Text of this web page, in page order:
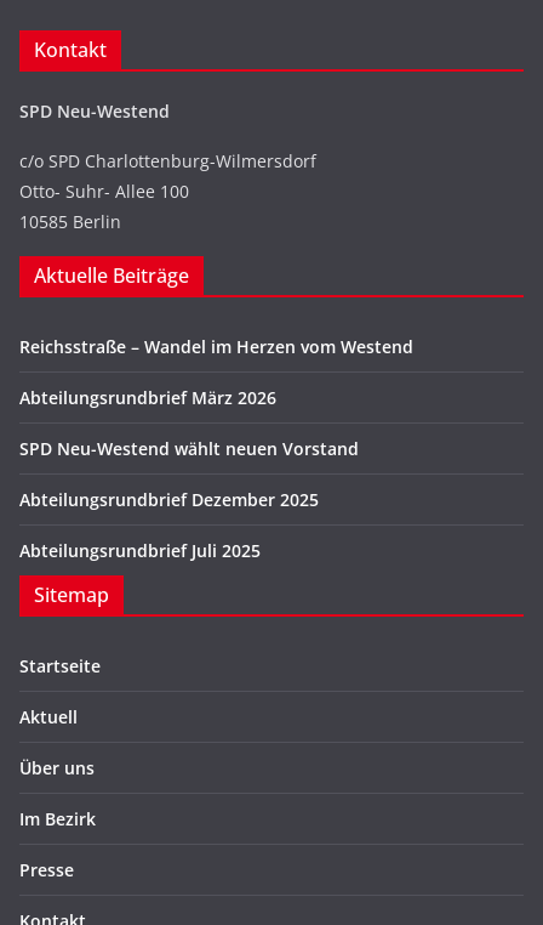
Kontakt
SPD Neu-Westend
c/o SPD Charlottenburg-Wilmersdorf
Otto- Suhr- Allee 100
10585 Berlin
Aktuelle Beiträge
Reichsstraße – Wandel im Herzen vom Westend
Abteilungsrundbrief März 2026
SPD Neu-Westend wählt neuen Vorstand
Abteilungsrundbrief Dezember 2025
Abteilungsrundbrief Juli 2025
Sitemap
Startseite
Aktuell
Über uns
Im Bezirk
Presse